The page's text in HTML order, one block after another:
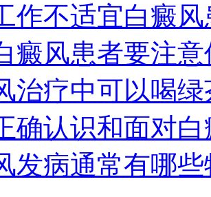
作不适宜白癜风
癜风患者要注
治疗中可以喝
确认识和面对白
发病通常有哪